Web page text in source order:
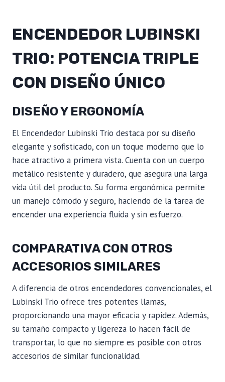
ENCENDEDOR LUBINSKI
TRIO: POTENCIA TRIPLE
CON DISEÑO ÚNICO
DISEÑO Y ERGONOMÍA
El Encendedor Lubinski Trio destaca por su diseño
elegante y sofisticado, con un toque moderno que lo
hace atractivo a primera vista. Cuenta con un cuerpo
metálico resistente y duradero, que asegura una larga
vida útil del producto. Su forma ergonómica permite
un manejo cómodo y seguro, haciendo de la tarea de
encender una experiencia fluida y sin esfuerzo.
COMPARATIVA CON OTROS
ACCESORIOS SIMILARES
A diferencia de otros encendedores convencionales, el
Lubinski Trio ofrece tres potentes llamas,
proporcionando una mayor eficacia y rapidez. Además,
su tamaño compacto y ligereza lo hacen fácil de
transportar, lo que no siempre es posible con otros
accesorios de similar funcionalidad.